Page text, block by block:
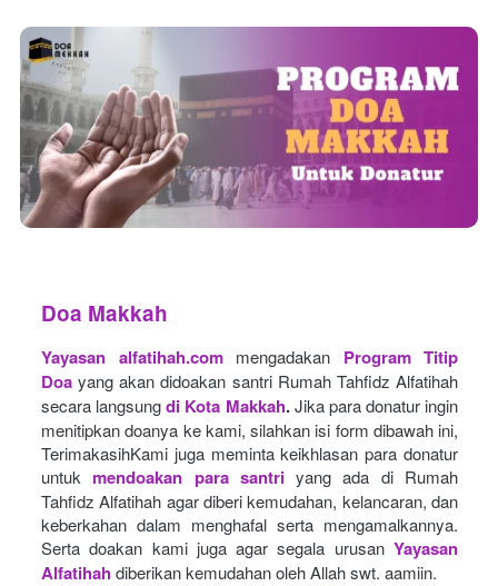
Doa Makkah
Yayasan alfatihah.com mengadakan
Program Titip
Doa yang akan didoakan santri Rumah Tahfidz Alfatihah
secara langsung di Kota Makkah. Jika para donatur ingin
menitipkan doanya ke kami, silahkan isi form dibawah ini,
TerimakasihKami juga meminta keikhlasan para donatur
untuk mendoakan para santri yang ada di Rumah
Tahfidz Alfatihah agar diberi kemudahan, kelancaran, dan
keberkahan dalam menghafal serta mengamalkannya.
Serta doakan kami juga agar segala urusan Yayasan
Alfatihah diberikan kemudahan oleh Allah swt. aamiin.